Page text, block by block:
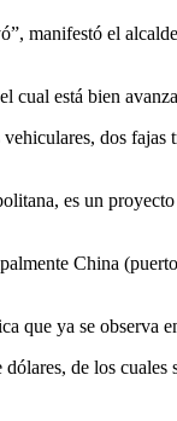
manifestó el
cual está bien
dos fajas
es un
China
que ya se observa
de los cuales